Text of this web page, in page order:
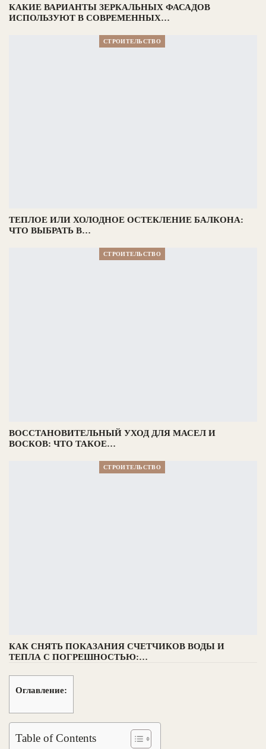
КАКИЕ ВАРИАНТЫ ЗЕРКАЛЬНЫХ ФАСАДОВ
ИСПОЛЬЗУЮТ В СОВРЕМЕННЫХ…
СТРОИТЕЛЬСТВО
ТЕПЛОЕ ИЛИ ХОЛОДНОЕ ОСТЕКЛЕНИЕ БАЛКОНА:
ЧТО ВЫБРАТЬ В…
СТРОИТЕЛЬСТВО
ВОССТАНОВИТЕЛЬНЫЙ УХОД ДЛЯ МАСЕЛ И
ВОСКОВ: ЧТО ТАКОЕ…
СТРОИТЕЛЬСТВО
КАК СНЯТЬ ПОКАЗАНИЯ СЧЕТЧИКОВ ВОДЫ И
ТЕПЛА С ПОГРЕШНОСТЬЮ:…
Оглавление:
Table of Contents